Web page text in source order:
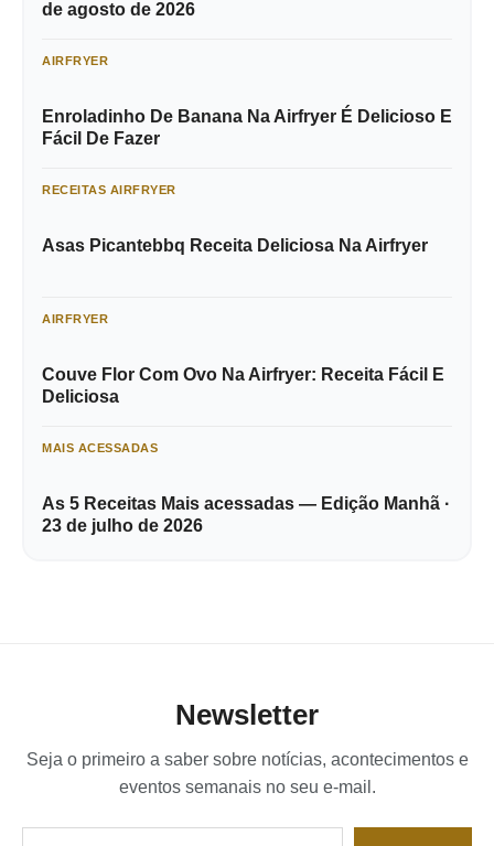
de agosto de 2026
AIRFRYER
Enroladinho De Banana Na Airfryer É Delicioso E
Fácil De Fazer
RECEITAS AIRFRYER
Asas Picantebbq Receita Deliciosa Na Airfryer
AIRFRYER
Couve Flor Com Ovo Na Airfryer: Receita Fácil E
Deliciosa
MAIS ACESSADAS
As 5 Receitas Mais acessadas — Edição Manhã ·
23 de julho de 2026
Newsletter
Seja o primeiro a saber sobre notícias, acontecimentos e
eventos semanais no seu e-mail.
Digite seu e-mail…